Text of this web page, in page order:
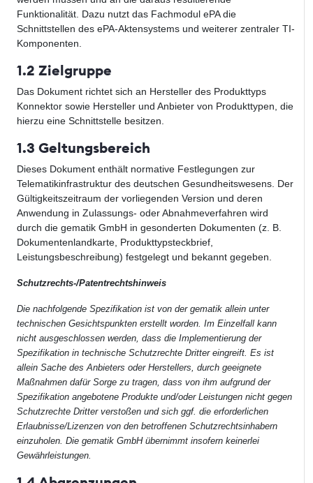
Funktionalität. Dazu nutzt das Fachmodul ePA die
Schnittstellen des ePA-Aktensystems und weiterer zentraler TI-
Komponenten.
1.2 Zielgruppe
Das Dokument richtet sich an Hersteller des Produkttyps
Konnektor sowie Hersteller und Anbieter von Produkttypen, die
hierzu eine Schnittstelle besitzen.
1.3 Geltungsbereich
Dieses Dokument enthält normative Festlegungen zur
Telematikinfrastruktur des deutschen Gesundheitswesens. Der
Gültigkeitszeitraum der vorliegenden Version und deren
Anwendung in Zulassungs- oder Abnahmeverfahren wird
durch die gematik GmbH in gesonderten Dokumenten (z. B.
Dokumentenlandkarte, Produkttypsteckbrief,
Leistungsbeschreibung) festgelegt und bekannt gegeben.
Schutzrechts-/Patentrechtshinweis
Die nachfolgende Spezifikation ist von der gematik allein unter
technischen Gesichtspunkten erstellt worden. Im Einzelfall kann
nicht ausgeschlossen werden, dass die Implementierung der
Spezifikation in technische Schutzrechte Dritter eingreift. Es ist
allein Sache des Anbieters oder Herstellers, durch geeignete
Maßnahmen dafür Sorge zu tragen, dass von ihm aufgrund der
Spezifikation angebotene Produkte und/oder Leistungen nicht gegen
Schutzrechte Dritter verstoßen und sich ggf. die erforderlichen
Erlaubnisse/Lizenzen von den betroffenen Schutzrechtsinhabern
einzuholen. Die gematik GmbH übernimmt insofern keinerlei
Gewährleistungen.